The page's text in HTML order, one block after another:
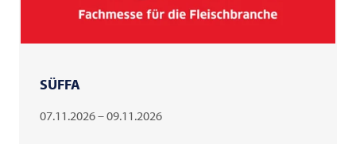
SÜFFA
07.11.2026 – 09.11.2026